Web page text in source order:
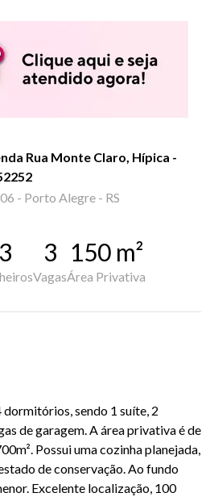
Rua Monte Claro, Hípica -
- Porto Alegre - RS
3 3
Vagas
150 m²
Área Privativa
dormitórios, sendo 1 suíte, 2
de garagem. A área privativa é de
Possui uma cozinha planejada,
de conservação. Ao fundo
Excelente localização, 100